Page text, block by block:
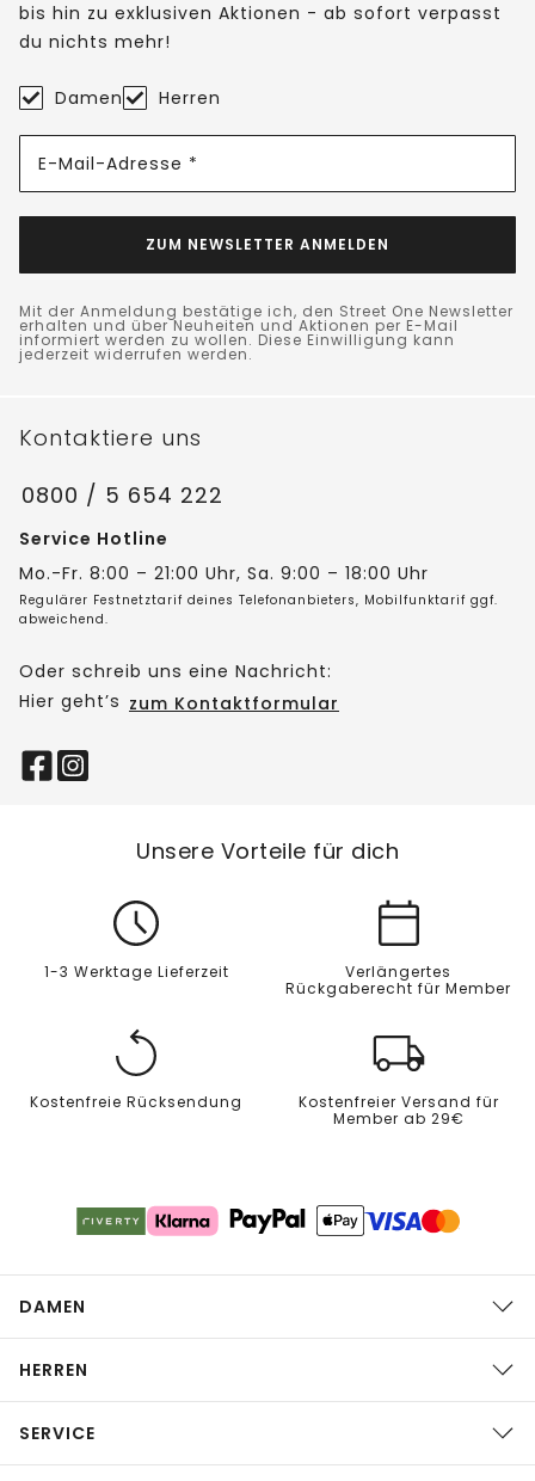
bis hin zu exklusiven Aktionen - ab sofort verpasst
du nichts mehr!
Damen Herren
E-Mail-Adresse *
ZUM NEWSLETTER ANMELDEN
Mit der Anmeldung bestätige ich, den Street One Newsletter
erhalten und über Neuheiten und Aktionen per E-Mail
informiert werden zu wollen. Diese Einwilligung kann
jederzeit widerrufen werden.
Kontaktiere uns
0800 / 5 654 222
Service Hotline
Mo.-Fr. 8:00 – 21:00 Uhr, Sa. 9:00 – 18:00 Uhr
Regulärer Festnetztarif deines Telefonanbieters, Mobilfunktarif ggf.
abweichend.
Oder schreib uns eine Nachricht:
Hier geht’s zum Kontaktformular
Unsere Vorteile für dich
1-3 Werktage Lieferzeit
Verlängertes
Rückgaberecht für Member
Kostenfreie Rücksendung
Kostenfreier Versand für
Member ab 29€
DAMEN
HERREN
SERVICE